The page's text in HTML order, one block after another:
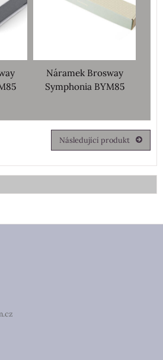
Náramek Brosway
Symphonia BYM85
Následující produkt